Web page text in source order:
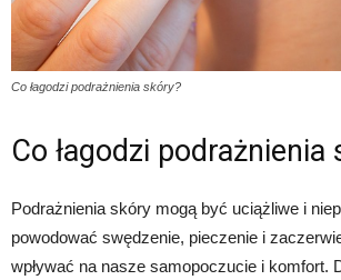
Co łagodzi podrażnienia skóry?
Co łagodzi podrażnienia
Podrażnienia skóry mogą być uciążliwe i
powodować swędzenie, pieczenie i
wpływać na nasze samopoczucie i komfort.